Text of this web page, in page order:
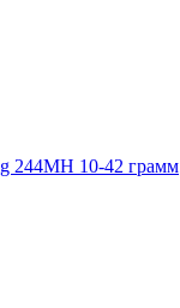
244MH 10-42 грамм